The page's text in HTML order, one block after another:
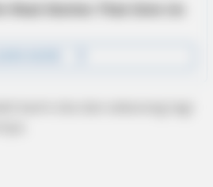
kami sita dan sekarang lagi